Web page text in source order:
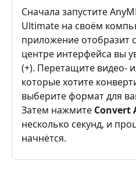
Сначала запустите
Ultimate на своём
приложение отобразит
центре интерфейса вы
(+). Перетащите видео-
которые хотите
выберите формат для
Затем нажмите Convert
несколько секунд, и
начнётся.